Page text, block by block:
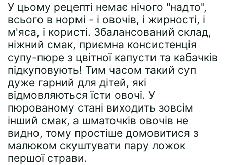
У цьому рецепті немає нічого "надто",
всього в нормі - і овочів, і жирності, і
м'яса, і користі. Збалансований склад,
ніжний смак, приємна консистенція
супу-пюре з цвітної капусти та кабачків
підкуповують! Тим часом такий суп
дуже гарний для дітей, які
відмовляються їсти овочі. У
пюрованому стані виходить зовсім
інший смак, а шматочків овочів не
видно, тому простіше домовитися з
малюком скуштувати пару ложок
першої страви.